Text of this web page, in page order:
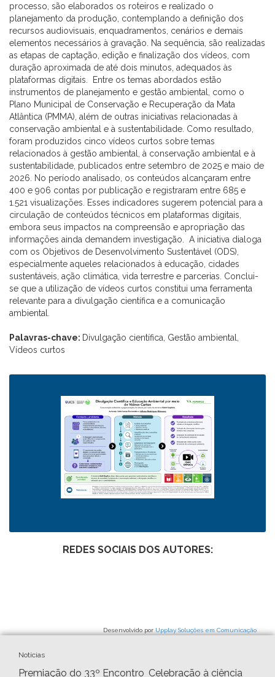
processo, são elaborados os roteiros e realizado o
planejamento da produção, contemplando a definição dos
recursos audiovisuais, enquadramentos, cenários e demais
elementos necessários à gravação. Na sequência, são realizadas
as etapas de captação, edição e finalização dos vídeos, com
duração aproximada de até dois minutos, adequados às
plataformas digitais. Entre os temas abordados estão
instrumentos de planejamento e gestão ambiental, como o
Plano Municipal de Conservação e Recuperação da Mata
Atlântica (PMMA), além de outras iniciativas relacionadas à
conservação ambiental e à sustentabilidade. Como resultado,
foram produzidos cinco vídeos curtos sobre temas
relacionados à gestão ambiental, à conservação ambiental e à
sustentabilidade, publicados entre setembro de 2025 e maio de
2026. No período analisado, os conteúdos alcançaram entre
400 e 906 contas por publicação e registraram entre 685 e
1.521 visualizações. Esses indicadores sugerem potencial para a
circulação de conteúdos técnicos em plataformas digitais,
embora seus impactos na compreensão e apropriação das
informações ainda demandem investigação. A iniciativa dialoga
com os Objetivos de Desenvolvimento Sustentável (ODS),
especialmente aqueles relacionados à educação, cidades
sustentáveis, ação climática, vida terrestre e parcerias. Conclui-
se que a utilização de vídeos curtos constitui uma ferramenta
relevante para a divulgação científica e a comunicação
ambiental.
Palavras-chave: Divulgação científica, Gestão ambiental,
Vídeos curtos
REDES SOCIAIS DOS AUTORES:
Desenvolvido por Upplay Soluções em Comunicação
Notícias
Premiação do 33º Encontro Celebração à ciência